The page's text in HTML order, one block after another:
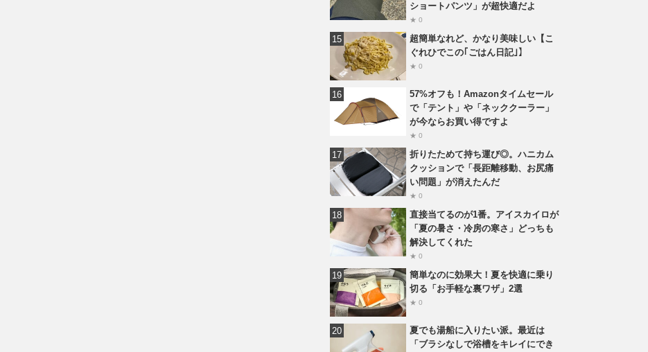
ショートパンツ」が超快適だよ
★ 0
超簡単なれど、かなり美味しい【こ
ぐれひでこの｢ごはん日記｣】
★ 0
57%オフも！Amazonタイムセール
で「テント」や「ネッククーラー」
が今ならお買い得ですよ
★ 0
折りたためて持ち運び◎。ハニカム
クッションで「長距離移動、お尻痛
い問題」が消えたんだ
★ 0
直接当てるのが1番。アイスカイロが
「夏の暑さ・冷房の寒さ」どっちも
解決してくれた
★ 0
簡単なのに効果大！夏を快適に乗り
切る「お手軽な裏ワザ」2選
★ 0
夏でも湯船に入りたい派。最近は
「ブラシなしで浴槽をキレイにでき